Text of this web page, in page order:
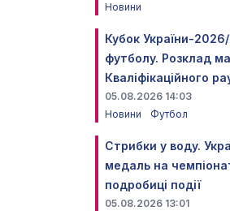
Новини
Кубок України-
футболу. Розклад
Кваліфікаційного
05.08.2026 14:03
Новини
Футбол
Стрибки у воду.
медаль на
подробиці події
05.08.2026 13:01